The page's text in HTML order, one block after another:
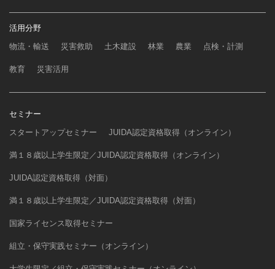
活用分野
物流・輸送
災害救助 土木建設 林業 農業 点検・計測
教育 災害活用
セミナー
スタートアップセミナー
JUIDA認定資格取得（オンライン）
満１８歳以上学生限定／JUIDA認定資格取得（オンライン）
JUIDA認定資格取得（対面）
満１８歳以上学生限定／JUIDA認定資格取得（対面）
国家ライセンス取得セミナー
組立・保守実践セミナー（オンライン）